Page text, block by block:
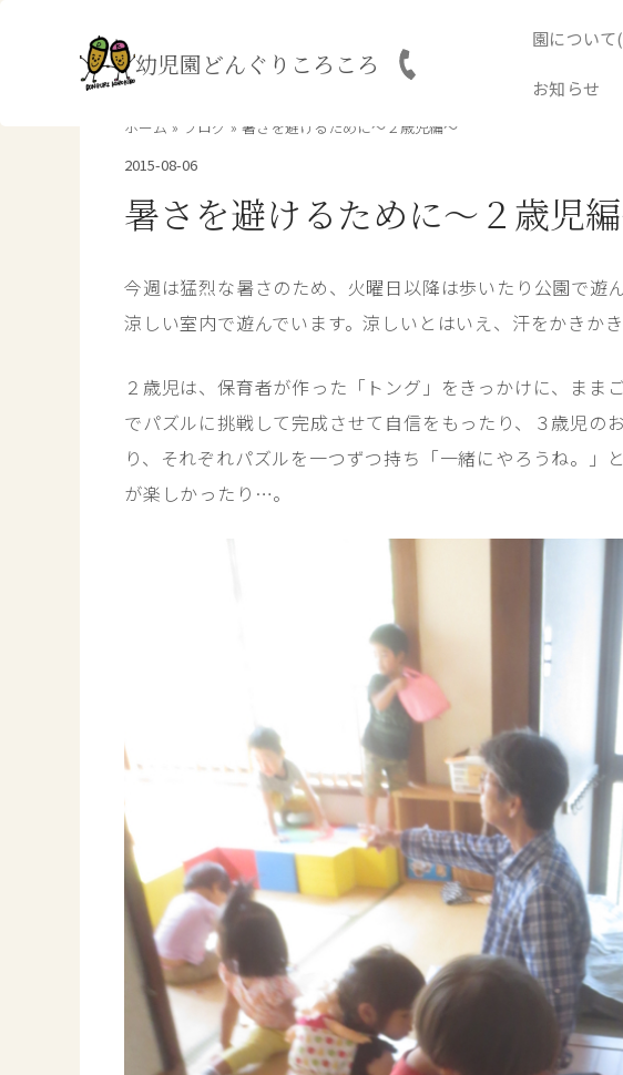
幼児園どんぐりころころ
園につい
お知らせ
ホーム ブログ
暑さを避けるために～２歳児編～
2015-08-06
暑さを避けるために～２歳児
今週は猛烈な暑さのため、火曜日以降は歩いたり公園で遊
涼しい室内で遊んでいます。涼しいとはいえ、汗をかきか
２歳児は、保育者が作った「トング」をきっかけに、まま
でパズルに挑戦して完成させて自信をもったり、３歳児の
り、それぞれパズルを一つずつ持ち「一緒にやろうね。」
が楽しかったり…。